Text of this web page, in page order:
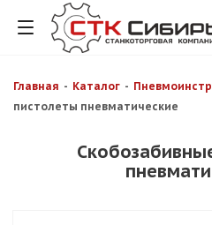
Главная - Каталог -
пистолеты пневматические